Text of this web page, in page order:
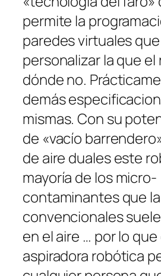
permite la
paredes virtuales
personalizar la que el
dónde no.
demás
mismas. Con su
de «vacío
de aire duales este
mayoría de los micro-
contaminantes que
convencionales
en el aire … por lo
aspiradora robótica